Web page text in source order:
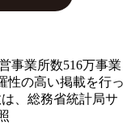
事業所数516万事業
性の高い掲載を行っ
、総務省統計局サ